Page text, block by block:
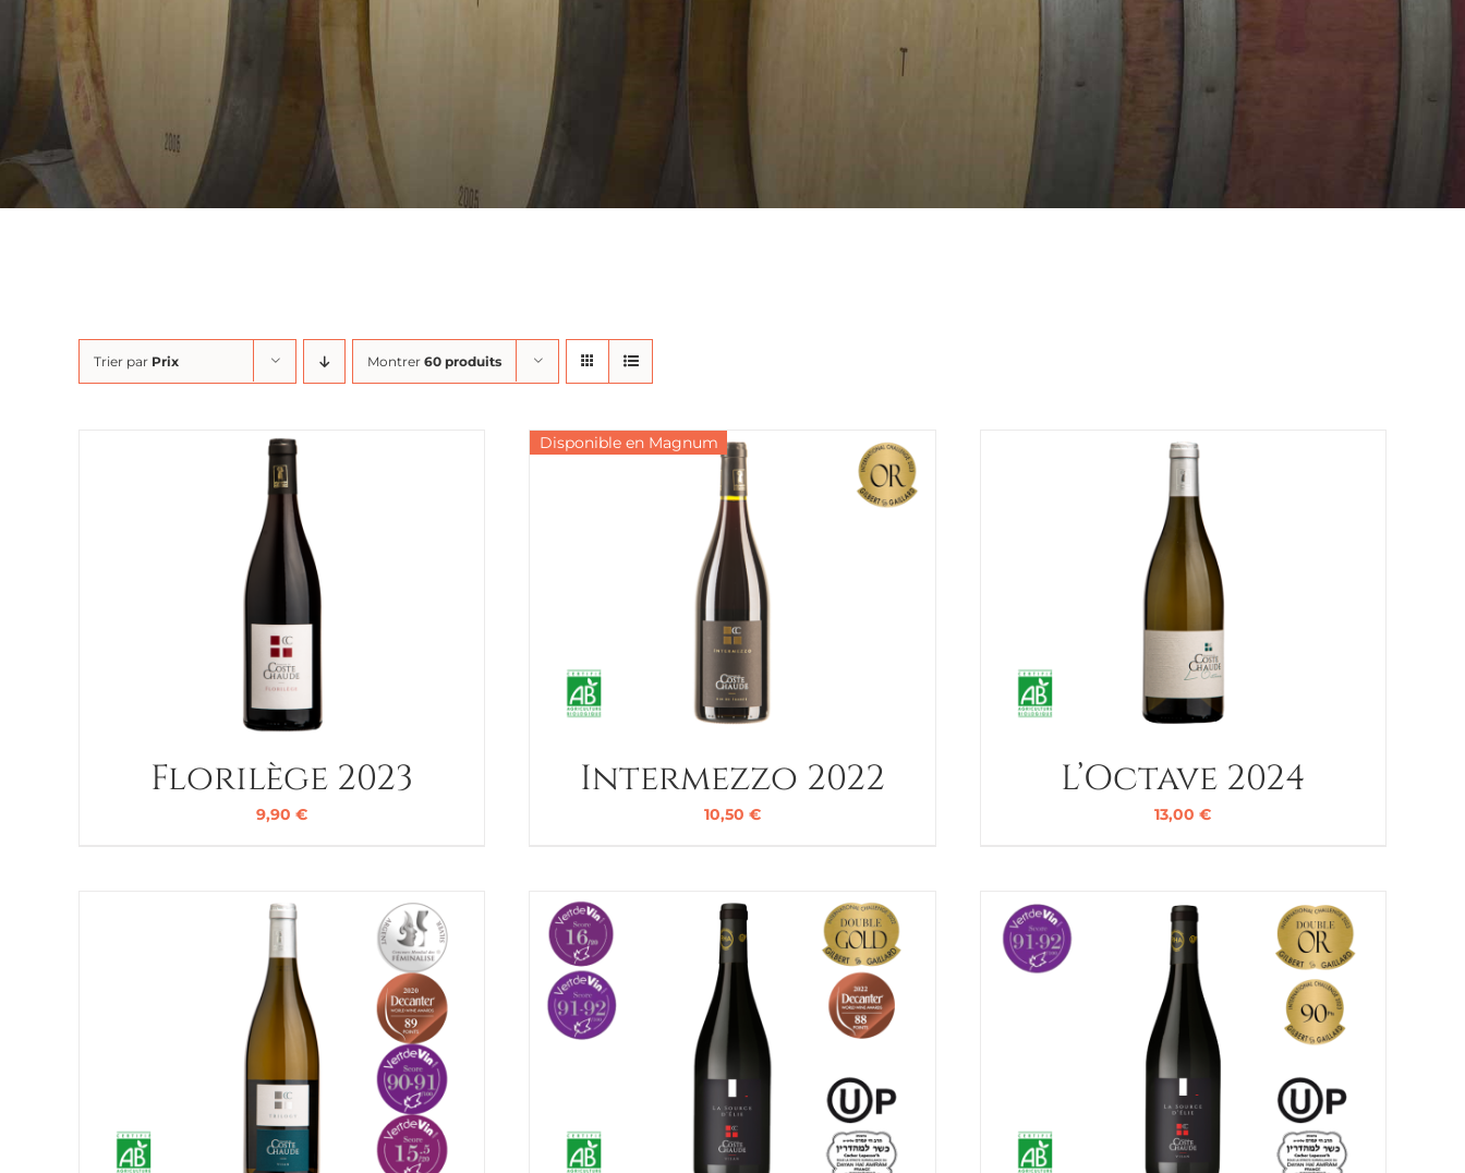
Trier par Prix Montrer 60 produits
Florilège 2023
9,90 €
Disponible en Magnum
Intermezzo 2022
10,50 €
L’Octave 2024
13,00 €